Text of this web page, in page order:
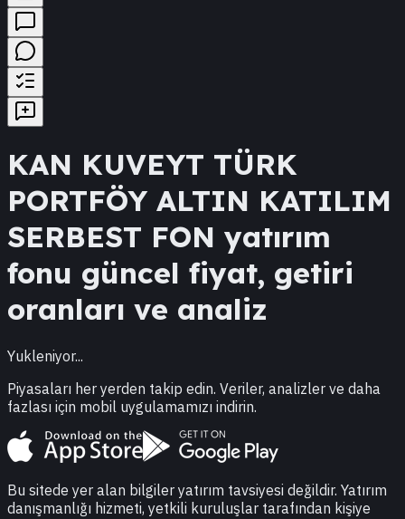
KAN KUVEYT TÜRK
PORTFÖY ALTIN KATILIM
SERBEST FON yatırım
fonu güncel fiyat, getiri
oranları ve analiz
Yukleniyor...
Piyasaları her yerden takip edin. Veriler, analizler ve daha
fazlası için mobil uygulamamızı indirin.
Bu sitede yer alan bilgiler yatırım tavsiyesi değildir. Yatırım
danışmanlığı hizmeti, yetkili kuruluşlar tarafından kişiye